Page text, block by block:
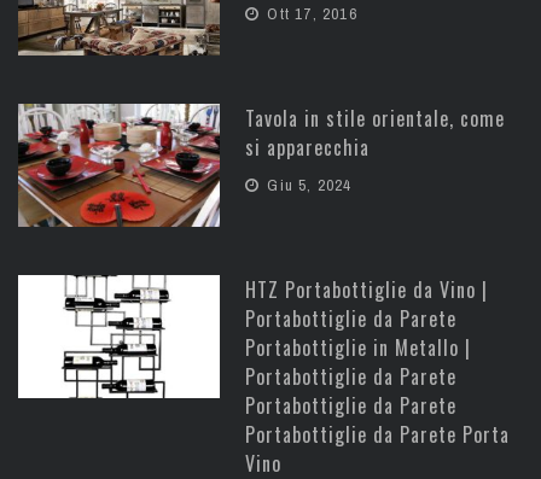
Ott 17, 2016
Tavola in stile orientale, come
si apparecchia
Giu 5, 2024
HTZ Portabottiglie da Vino |
Portabottiglie da Parete
Portabottiglie in Metallo |
Portabottiglie da Parete
Portabottiglie da Parete
Portabottiglie da Parete Porta
Vino